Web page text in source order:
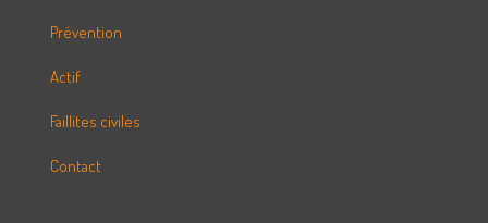
Prévention
Actif
Faillites civiles
Contact